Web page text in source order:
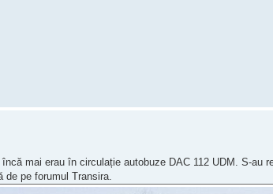
mai erau în circulație autobuze DAC 112 UDM. S-au
pe forumul Transira.